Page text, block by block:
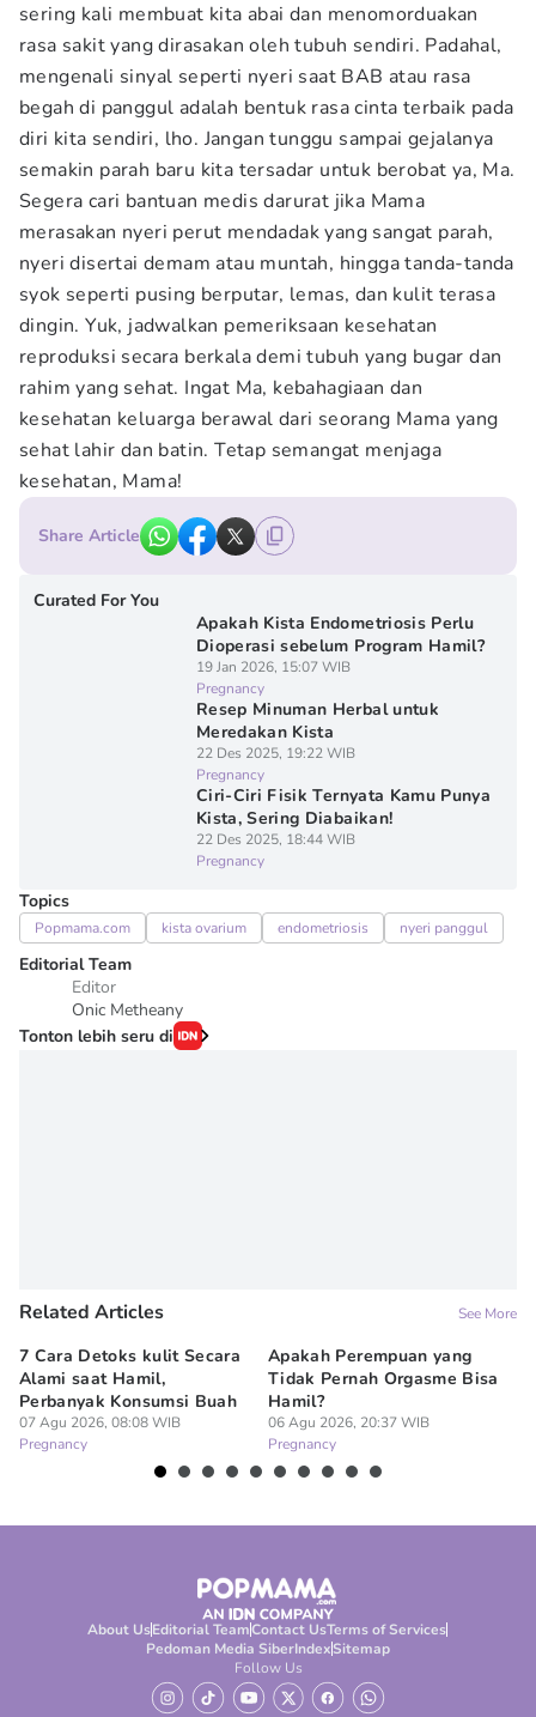
sering kali membuat kita abai dan menomorduakan
rasa sakit yang dirasakan oleh tubuh sendiri. Padahal,
mengenali sinyal seperti nyeri saat BAB atau rasa
begah di panggul adalah bentuk rasa cinta terbaik pada
diri kita sendiri, lho. Jangan tunggu sampai gejalanya
semakin parah baru kita tersadar untuk berobat ya, Ma.
Segera cari bantuan medis darurat jika Mama
merasakan nyeri perut mendadak yang sangat parah,
nyeri disertai demam atau muntah, hingga tanda-tanda
syok seperti pusing berputar, lemas, dan kulit terasa
dingin. Yuk, jadwalkan pemeriksaan kesehatan
reproduksi secara berkala demi tubuh yang bugar dan
rahim yang sehat. Ingat Ma, kebahagiaan dan
kesehatan keluarga berawal dari seorang Mama yang
sehat lahir dan batin. Tetap semangat menjaga
kesehatan, Mama!
Share Article
Curated For You
Apakah Kista Endometriosis Perlu
Dioperasi sebelum Program Hamil?
19 Jan 2026, 15:07 WIB
Pregnancy
Resep Minuman Herbal untuk
Meredakan Kista
22 Des 2025, 19:22 WIB
Pregnancy
Ciri-Ciri Fisik Ternyata Kamu Punya
Kista, Sering Diabaikan!
22 Des 2025, 18:44 WIB
Pregnancy
Topics
Popmama.com kista ovarium endometriosis nyeri panggul
Editorial Team
Editor
Onic Metheany
Tonton lebih seru di
Related Articles See More
7 Cara Detoks kulit Secara
Alami saat Hamil,
Perbanyak Konsumsi Buah
07 Agu 2026, 08:08 WIB
Pregnancy
Apakah Perempuan yang
Tidak Pernah Orgasme Bisa
Hamil?
06 Agu 2026, 20:37 WIB
Pregnancy
About UsEditorial TeamContact UsTerms of Services
Pedoman Media SiberIndexSitemap
Follow Us